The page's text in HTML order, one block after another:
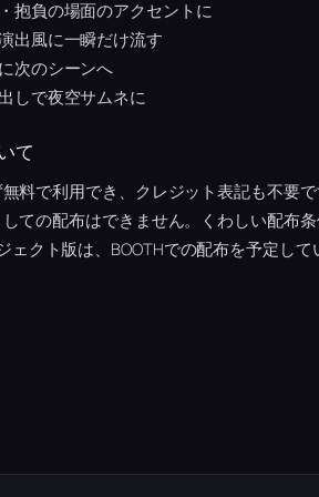
抱負の場面のアクセントに
出風に一瞬だけ流す
次のシーンへ
しで夜空サムネに
て
料で利用でき、クレジット表記も不要
ての配布はできません。くわしい配布
クト版は、BOOTHでの配布を予定して